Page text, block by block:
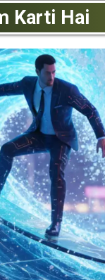
Karti Hai